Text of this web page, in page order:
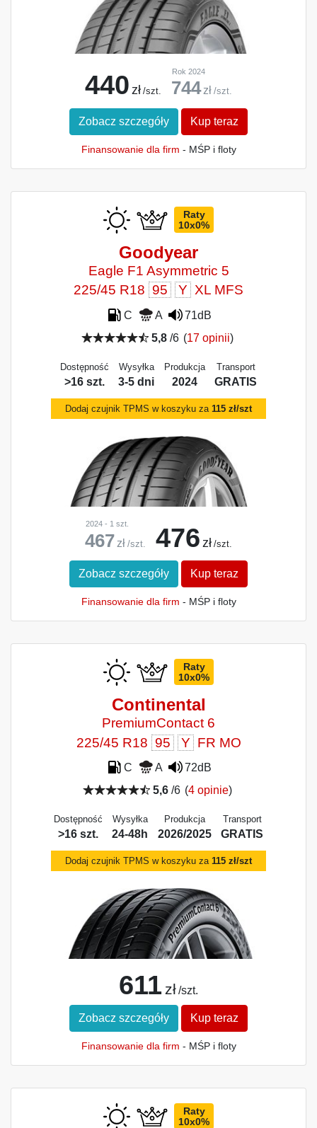
440 zł /szt.
Rok 2024
744 zł /szt.
Zobacz szczegóły Kup teraz
Finansowanie dla firm - MŚP i floty
Raty
10x0%
Goodyear
Eagle F1 Asymmetric 5
225/45 R18 95 Y XL MFS
C A
71dB
5,8/6 (17 opinii)
Dostępność
>16 szt.
Wysyłka
3-5 dni
Produkcja
2024
Transport
GRATIS
Dodaj czujnik TPMS w koszyku za 115 zł/szt
2024 - 1 szt.
467 zł /szt. 476 zł /szt.
Zobacz szczegóły Kup teraz
Finansowanie dla firm - MŚP i floty
Raty
10x0%
Continental
PremiumContact 6
225/45 R18 95 Y FR MO
C A
72dB
5,6/6 (4 opinie)
Dostępność
>16 szt.
Wysyłka
24-48h
Produkcja
2026/2025
Transport
GRATIS
Dodaj czujnik TPMS w koszyku za 115 zł/szt
611 zł /szt.
Zobacz szczegóły Kup teraz
Finansowanie dla firm - MŚP i floty
Raty
10x0%